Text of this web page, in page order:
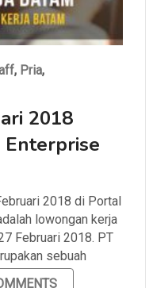
, Pria,
2018
Enterprise
2018 di Portal
lowongan kerja
Februari 2018. PT
sebuah
furniture yang